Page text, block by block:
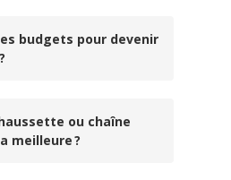
budgets pour devenir
ou chaîne
meilleure ?